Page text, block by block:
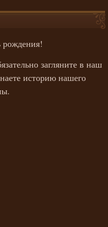
рождения!
загляните в наш
историю нашего